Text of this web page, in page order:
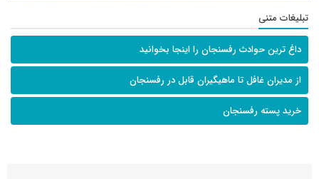
تبلیغات متنی
داغ ترین حوادث رفسنجان را اینجا بخوانید
از مدیران غافل تا ماهیگیران قابل در رفسنجان
خرید پسته رفسنجان